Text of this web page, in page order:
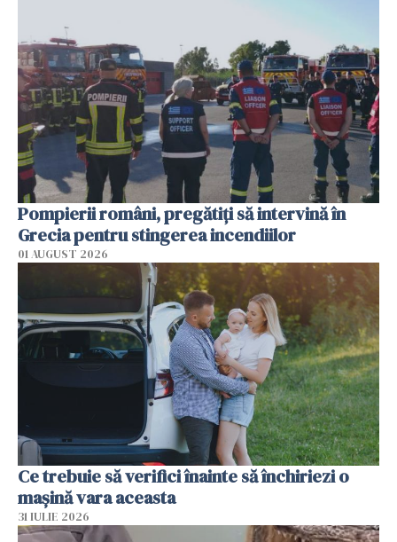
Pompierii români, pregătiţi să intervină în
Grecia pentru stingerea incendiilor
01 AUGUST 2026
Ce trebuie să verifici înainte să închiriezi o
mașină vara aceasta
31 IULIE 2026